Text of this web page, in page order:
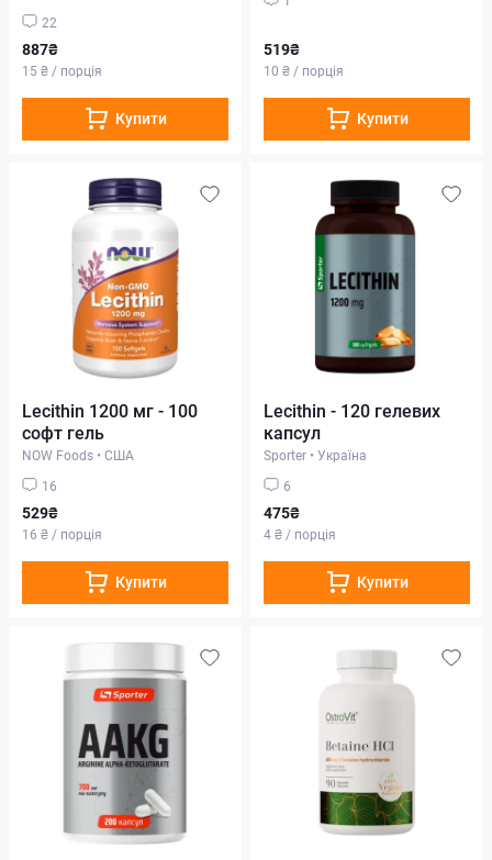
22
887₴
15 ₴ / порція
Купити
519₴
10 ₴ / порція
Купити
Lecithin 1200 мг - 100
софт гель
NOW Foods • США
16
529₴
16 ₴ / порція
Купити
Lecithin - 120 гелевих
капсул
Sporter • Україна
6
475₴
4 ₴ / порція
Купити